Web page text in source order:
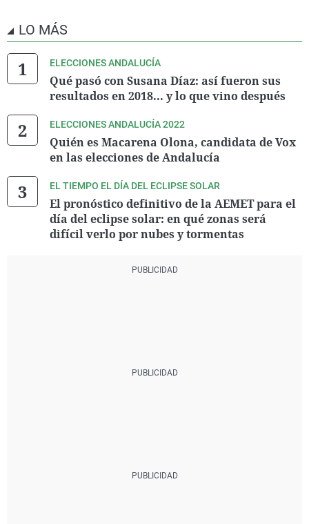
SOMOS FUTURO
DESPIERTA
0 0,01
258
IZAR
YA!
LO MÁS
ELECCIONES ANDALUCÍA
Qué pasó con Susana Díaz: así fueron sus
resultados en 2018... y lo que vino después
ELECCIONES ANDALUCÍA 2022
Quién es Macarena Olona, candidata de Vox
en las elecciones de Andalucía
EL TIEMPO EL DÍA DEL ECLIPSE SOLAR
El pronóstico definitivo de la AEMET para el
día del eclipse solar: en qué zonas será
difícil verlo por nubes y tormentas